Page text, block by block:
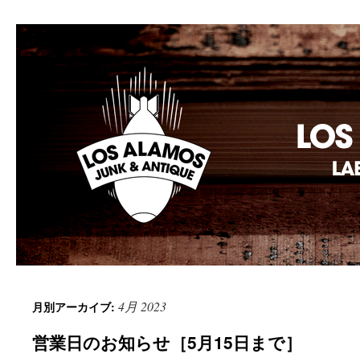
月別アーカイブ: 4月 2023
営業日のお知らせ［5月15日まで］